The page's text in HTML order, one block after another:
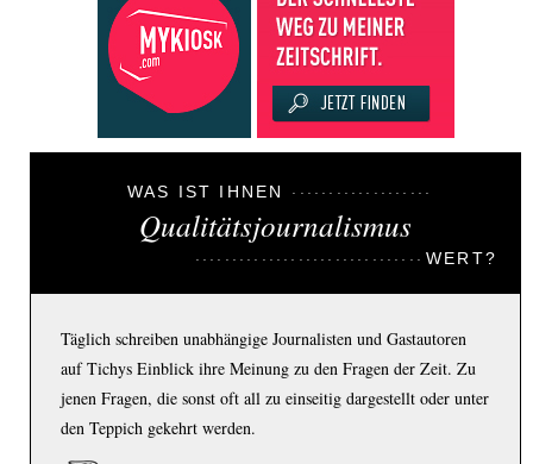
WAS IST IHNEN
Qualitätsjournalismus
WERT?
Täglich schreiben unabhängige Journalisten und Gastautoren
auf Tichys Einblick ihre Meinung zu den Fragen der Zeit. Zu
jenen Fragen, die sonst oft all zu einseitig dargestellt oder unter
den Teppich gekehrt werden.